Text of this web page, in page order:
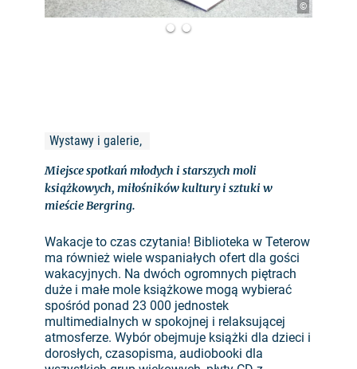
©
Wystawy i galerie,
Miejsce spotkań młodych i starszych moli
książkowych, miłośników kultury i sztuki w
mieście Bergring.
Wakacje to czas czytania! Biblioteka w Teterow
ma również wiele wspaniałych ofert dla gości
wakacyjnych. Na dwóch ogromnych piętrach
duże i małe mole książkowe mogą wybierać
spośród ponad 23 000 jednostek
multimedialnych w spokojnej i relaksującej
atmosferze. Wybór obejmuje książki dla dzieci i
dorosłych, czasopisma, audiobooki dla